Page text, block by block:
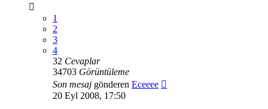
1
2
3
4
32 Cevaplar
34703 Görüntüleme
Son mesaj gönderen Eceeee
20 Eyl 2008, 17:50